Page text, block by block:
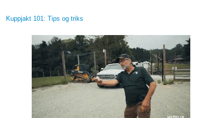
Kuppjakt 101: Tips og triks